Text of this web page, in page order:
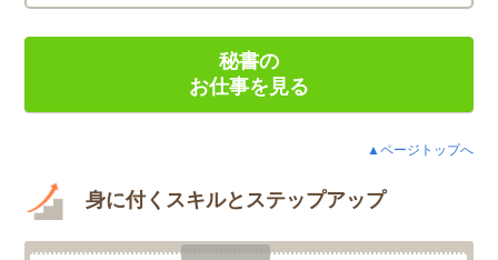
秘書の
お仕事を見る
▲ページトップへ
身に付くスキルとステップアップ